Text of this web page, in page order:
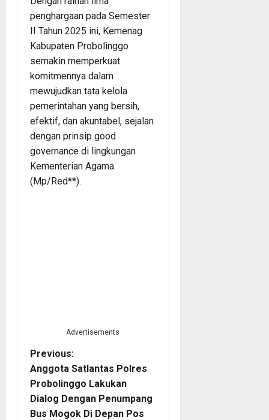
penghargaan pada Semester
II Tahun 2025 ini, Kemenag
Kabupaten Probolinggo
semakin memperkuat
komitmennya dalam
mewujudkan tata kelola
pemerintahan yang bersih,
efektif, dan akuntabel, sejalan
dengan prinsip good
governance di lingkungan
Kementerian Agama.
(Mp/Red**).
Advertisements
P
o
s
Previous:
Anggota Satlantas Polres
Probolinggo Lakukan
Dialog Dengan Penumpang
Bus Mogok Di Depan Pos